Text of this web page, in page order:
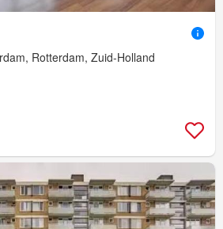
Rotterdam, Zuid-Holland